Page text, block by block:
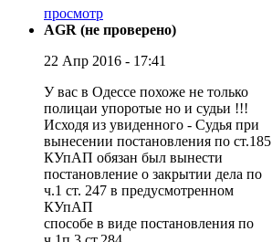
просмотр
AGR (не проверено)
22 Апр 2016 - 17:41
У вас в Одессе похоже не только
полицаи упоротые но и судьи !!!
Исходя из увиденного - Судья при
вынесении постановления по ст.185
КУпАП обязан был вынести
постановление о закрытии дела по
ч.1 ст. 247 в предусмотренном
КУпАП
способе в виде постановления по